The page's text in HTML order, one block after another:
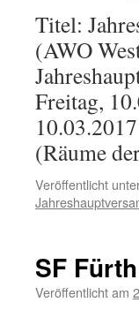
Titel:
(AWO
Freitag,
(Räume
Veröffentlicht
SF
Veröffentlicht am